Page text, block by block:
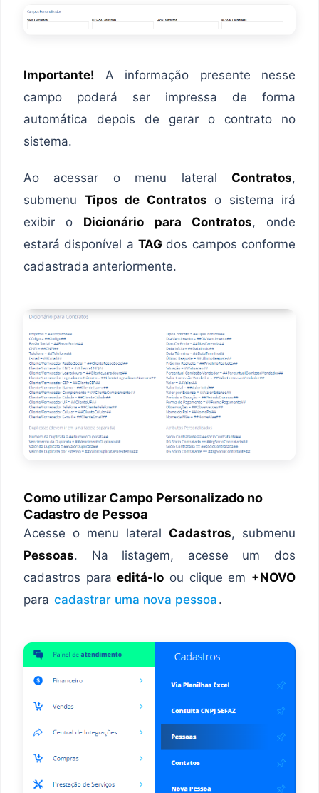
Importante! A informação presente nesse
campo poderá ser impressa de forma
automática depois de gerar o contrato no
sistema.
Ao acessar o menu lateral Contratos,
submenu Tipos de Contratos o sistema irá
exibir o Dicionário para Contratos, onde
estará disponível a TAG dos campos conforme
cadastrada anteriormente.
Como utilizar Campo Personalizado no
Cadastro de Pessoa
Acesse o menu lateral Cadastros, submenu
Pessoas. Na listagem, acesse um dos
cadastros paraeditá-lo ou clique em +NOVO
para cadastrar uma nova pessoa .